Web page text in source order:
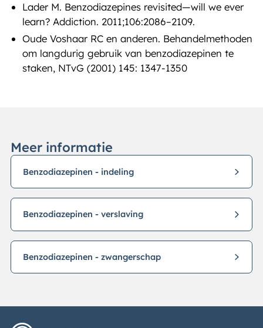
Lader M. Benzodiazepines revisited—will we ever
learn? Addiction. 2011;106:2086–2109.
Oude Voshaar RC en anderen. Behandelmethoden
om langdurig gebruik van benzodiazepinen te
staken, NTvG (2001) 145: 1347-1350
Meer informatie
Benzodiazepinen - indeling
Benzodiazepinen - verslaving
Benzodiazepinen - zwangerschap